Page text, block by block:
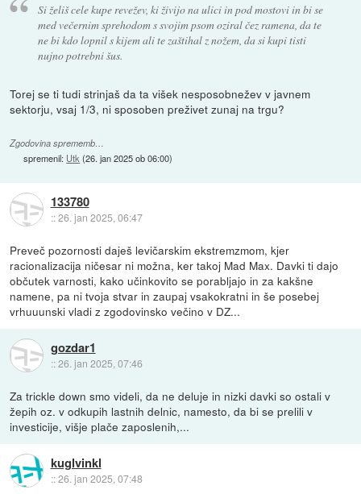
Si želiš cele kupe revežev, ki živijo na ulici in pod mostovi in bi se
med večernim sprehodom s svojim psom oziral čez ramena, da te
ne bi kdo lopnil s kijem ali te zaštihal z nožem, da si kupi tisti
nujno potrebni šus.
Torej se ti tudi strinjaš da ta višek nesposobnežev v javnem
sektorju, vsaj 1/3, ni sposoben preživet zunaj na trgu?
Zgodovina sprememb…
spremenil: Utk (26. jan 2025 ob 06:00)
133780
::26. jan 2025, 06:47
Preveč pozornosti daješ levičarskim ekstremzmom, kjer
racionalizacija ničesar ni možna, ker takoj Mad Max. Davki ti dajo
občutek varnosti, kako učinkovito se porabljajo in za kakšne
namene, pa ni tvoja stvar in zaupaj vsakokratni in še posebej
vrhuuunski vladi z zgodovinsko večino v DZ...
gozdar1
::26. jan 2025, 07:46
Za trickle down smo videli, da ne deluje in nizki davki so ostali v
žepih oz. v odkupih lastnih delnic, namesto, da bi se prelili v
investicije, višje plače zaposlenih,...
kuglvinkl
::26. jan 2025, 07:48